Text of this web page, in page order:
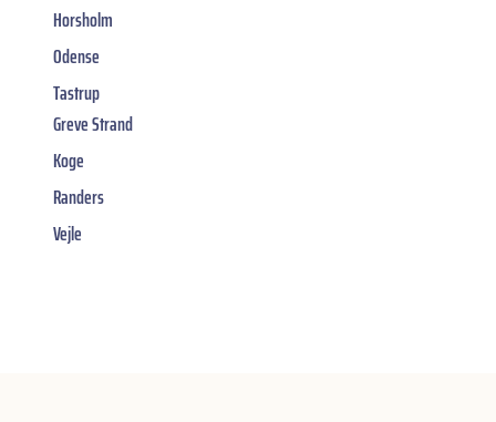
Horsholm
Odense
Tastrup
Greve Strand
Koge
Randers
Vejle